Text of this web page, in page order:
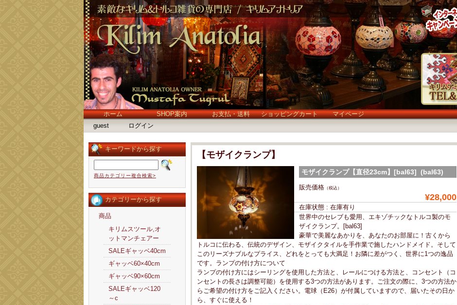
ホーム SHOP案内 お支払・送料 ショッピングカート
マイページ
guest
ログイン
キーワードから探す
商品カテゴリー複合検索>
カテゴリーから探す
商品
キリムスツール,オ
ットマンチェアー
SALEギャッベ40cm
ギャッベ60×40cm
ギャッベ90×60cm
SALEギャッベ120
～c
【モザイクランプ】
モザイクランプ【直径23cm】[bal63] (bal63)
販売価格 （税込）
¥28,000
在庫状態 : 在庫有り
世界中のセレブも愛用、エキゾチックなトルコ製のモ
ザイクランプ。[bal63]
豪華で美麗なあかりを、あなたのお部屋に！古くから
トルコに伝わる、伝統のデザイン、モザイクタイルを手作業で施したハンドメイド。そして
このリーズナブルなプライス、どれをとっても大満足！お隣に差がつく、世界に1つの逸品
です。ランプの付け方について
ランプの付け方にはシーリングを使用した方法と、レールにつける方法と、コンセント（コ
ンセントの長さは調整可能）を使用する3つの方法があります。ご注文の際に、3つの方法か
らご希望の付け方をご記入ください。電球（E26）が付属していますので、届いたその日か
ら、すぐに使える！